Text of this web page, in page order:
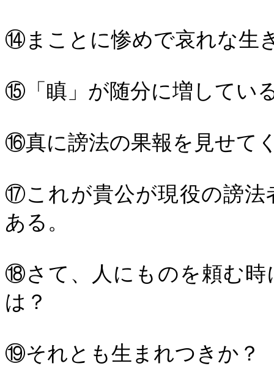
⑭まことに惨めで哀れな生
⑮「瞋」が随分に増してい
⑯真に謗法の果報を見せて
⑰これが貴公が現役の謗法
ある。
⑱さて、人にものを頼む時
は？
⑲それとも生まれつきか？